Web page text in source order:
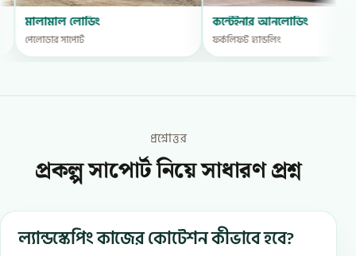
লোডিং
সাপোর্ট
কন্টেইনার আনলোডিং
ফর্কলিফট হ্যান্ডলিং
প্রশ্নোত্তর
প্রকল্প সাপোর্ট নিয়ে সাধারণ প্রশ্ন
ল্যান্ডস্কেপিং কাজের কোটেশন কীভাবে হবে?